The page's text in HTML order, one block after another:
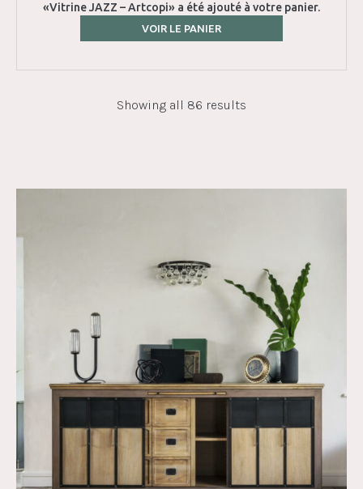
«Vitrine JAZZ – Artcopi» a été ajouté à votre panier.
VOIR LE PANIER
Showing all 86 results